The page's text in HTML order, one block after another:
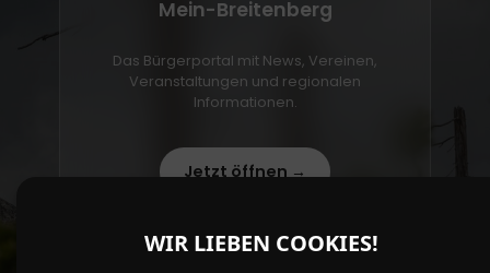
WIR LIEBEN COOKIES!
Mein-Breitenberg
Das Bürgerportal mit News, Vereinen,
Veranstaltungen und regionalen
Informationen.
Jetzt öffnen →